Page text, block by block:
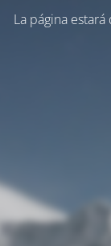
La página